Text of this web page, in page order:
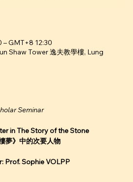
– GMT+8 12:30
Shaw Tower 逸夫教學樓, Lung
Seminar
in The Story of the Stone
樓夢》中的次要人物
Prof. Sophie VOLPP